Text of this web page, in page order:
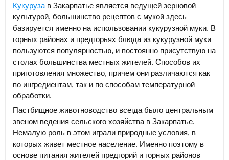
Кукуруза в Закарпатье является ведущей зерновой
культурой, большинство рецептов с мукой здесь
базируется именно на использовании кукурузной муки. В
горных районах и предгорьях блюда из кукурузной муки
пользуются популярностью, и постоянно присутствую на
столах большинства местных жителей. Способов их
приготовления множество, причем они различаются как
по ингредиентам, так и по способам температурной
обработки.
Пастбищное животноводство всегда было центральным
звеном ведения сельского хозяйства в Закарпатье.
Немалую роль в этом играли природные условия, в
которых живет местное население. Именно поэтому в
основе питания жителей предгорий и горных районов